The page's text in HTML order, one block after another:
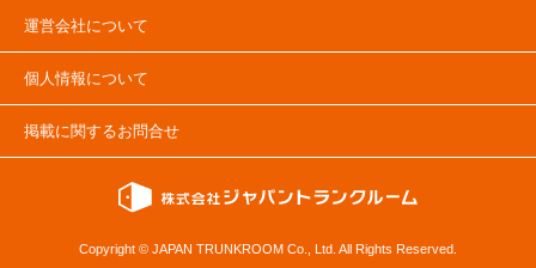
運営会社について
個人情報について
掲載に関するお問合せ
Copyright © JAPAN TRUNKROOM Co., Ltd. All Rights Reserved.